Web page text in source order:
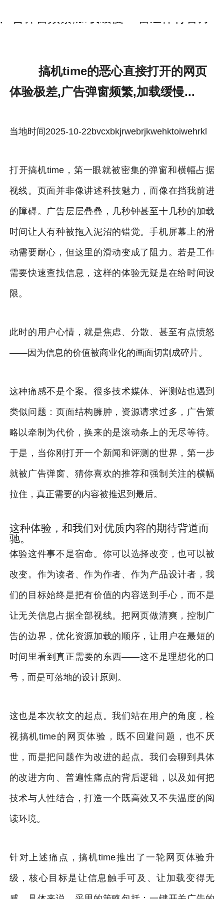
搞机time的恶心直接打开的网页
体验极差,广告弹窗频繁,加载缓慢...
当地时间2025-10-22bvcxbkjrwebrjkwehktoiwehrkl
打开搞机time，第一眼就被密集的弹窗和横幅占据
视线。页面并非像讲述科技魅力，而像在挡我前进
的障碍。广告层层叠叠，几秒钟甚至十几秒的加载
时间让人有种被拖入泥沼的错觉。手机屏幕上的滑
动需要耐心，但这里的滑动变成了阻力。若是工作
需要快速查找信息，这样的体验无疑是在给时间设
限。
此时的用户心情，就是焦虑、分散、甚至有点愤怒
——因为信息的价值被商业化的画面切割成碎片。
这种痛感不是个案。很多技术媒体、评测站也遇到
类似问题：页面结构臃肿，资源请求过多，广告策
略以牵制为代价，换来的是滚动条上的无尽等待。
于是，当你刚打开一个新闻和评测的世界，第一步
就被广告弹窗、猜你喜欢的推荐和强制关注的横幅
拉住，真正需要的内容被推迟到最后。
这种体验，和我们对优质内容的期待背道而
驰。
体验这件事不是宿命。你可以选择改变，也可以被
改变。作为读者、作为作者、作为产品设计者，我
们的目标始终是把有价值的内容送到手心，而不是
让无关信息占据全部视线。把网页做清爽，控制广
告的边界，优化资源加载的顺序，让用户在最短的
时间里看到真正需要的东西——这不是理想化的口
号，而是可落地的设计原则。
这也是本次软文的起点。我们站在用户的角度，检
视搞机time的网页体验，既不回避问题，也不厌
世，而是把问题作为改进的起点。我们会聊到具体
的改进方向、普遍性痛点的背后逻辑，以及如何把
技术与人性结合，打造一个既高效又不失温度的阅
读环境。
针对上述痛点，搞机time推出了一轮网页体验升
级，核心目标是让信息触手可及、让加载变得无